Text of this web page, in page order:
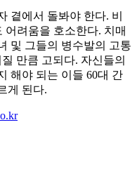
곁에서 돌봐야 한다. 비
어려움을 호소한다. 치매
및 그들의 병수발의 고통
만큼 고되다. 자신들의
해야 되는 이들 60대 간
게 된다.